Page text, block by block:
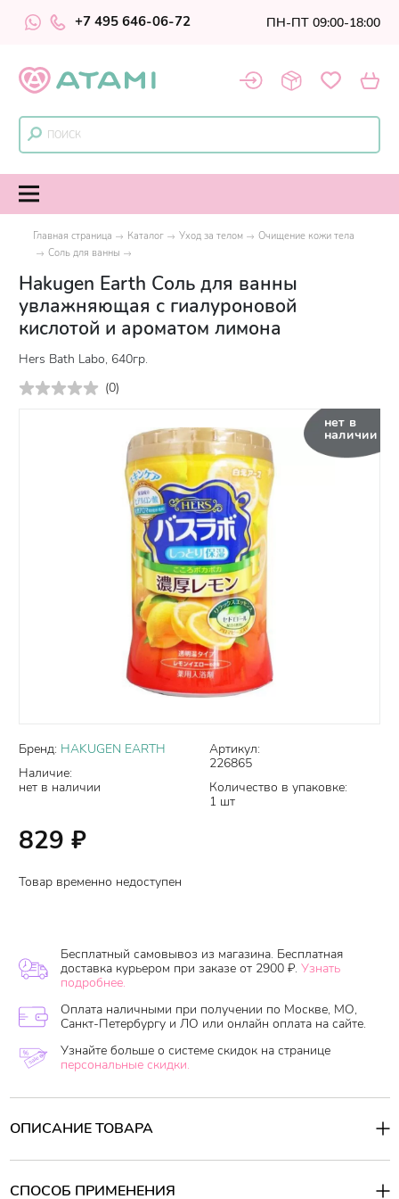
+7 495 646-06-72 ПН-ПТ 09:00-18:00
Главная страница Каталог Уход за телом
Очищение кожи тела
Соль для ванны
Hakugen Earth Соль для ванны
увлажняющая с гиалуроновой
кислотой и ароматом лимона
Hers Bath Labo, 640гр.
(0)
нет в
наличии
Бренд: HAKUGEN EARTH
Наличие:
нет в наличии
Артикул:
226865
Количество в упаковке:
1 шт
829 ₽
Товар временно недоступен
Бесплатный самовывоз из магазина. Бесплатная
доставка курьером при заказе от 2900 ₽. Узнать
подробнее.
Оплата наличными при получении по Москве, МО,
Санкт-Петербургу и ЛО или онлайн оплата на сайте.
Узнайте больше о системе скидок на странице
персональные скидки.
ОПИСАНИЕ ТОВАРА
Применение солей способствует снятию усталости,
бессоннице, стрессовых состояниях, для улучшения
СПОСОБ ПРИМЕНЕНИЯ